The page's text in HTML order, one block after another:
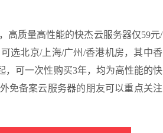
高质量高性能的快杰云服务器仅59元/
选北京/上海/广州/香港机房，其中香
，可一次性购买3年，均为高性能的快
免备案云服务器的朋友可以重点关注